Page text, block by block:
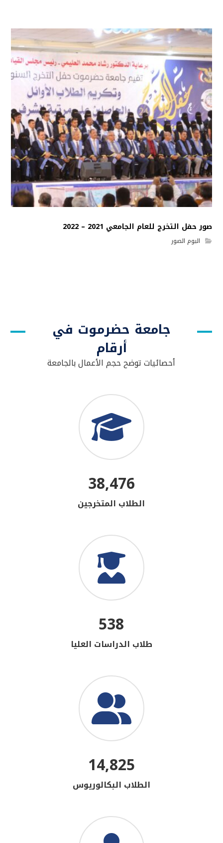
صور حفل التخرج للعام الجامعي 2021 – 2022
البوم الصور
جامعة حضرموت في
أرقام
أحصائيات توضح حجم الأعمال بالجامعة
38,476
الطلاب المتخرجين
538
طلاب الدراسات العليا
14,825
الطلاب البكالوريوس